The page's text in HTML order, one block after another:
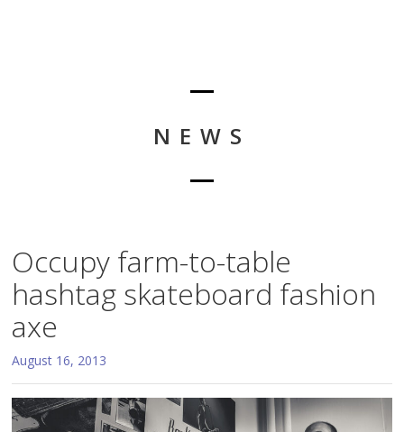
NEWS
Occupy farm-to-table
hashtag skateboard fashion
axe
August 16, 2013